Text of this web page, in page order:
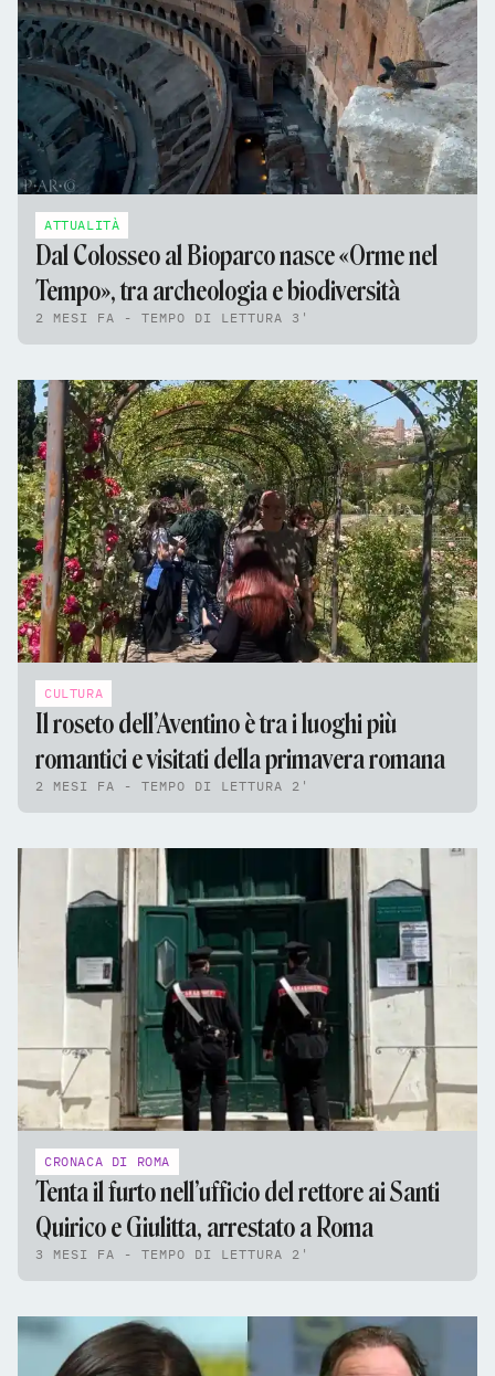
ATTUALITÀ
Dal Colosseo al Bioparco nasce «Orme nel
Tempo», tra archeologia e biodiversità
2 MESI FA - TEMPO DI LETTURA 3'
CULTURA
Il roseto dell’Aventino è tra i luoghi più
romantici e visitati della primavera romana
2 MESI FA - TEMPO DI LETTURA 2'
CRONACA DI ROMA
Tenta il furto nell’ufficio del rettore ai Santi
Quirico e Giulitta, arrestato a Roma
3 MESI FA - TEMPO DI LETTURA 2'